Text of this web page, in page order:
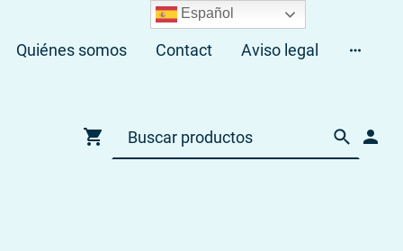
Quiénes somos Contact Aviso legal
Español